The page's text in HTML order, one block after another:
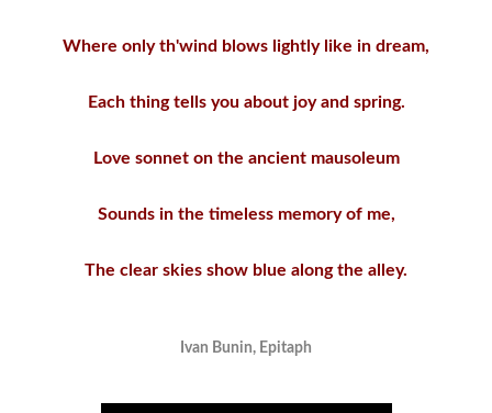
Where only th'wind blows lightly like in dream,
Each thing tells you about joy and spring.
Love sonnet on the ancient mausoleum
Sounds in the timeless memory of me,
The clear skies show blue along the alley.
Ivan Bunin, Epitaph